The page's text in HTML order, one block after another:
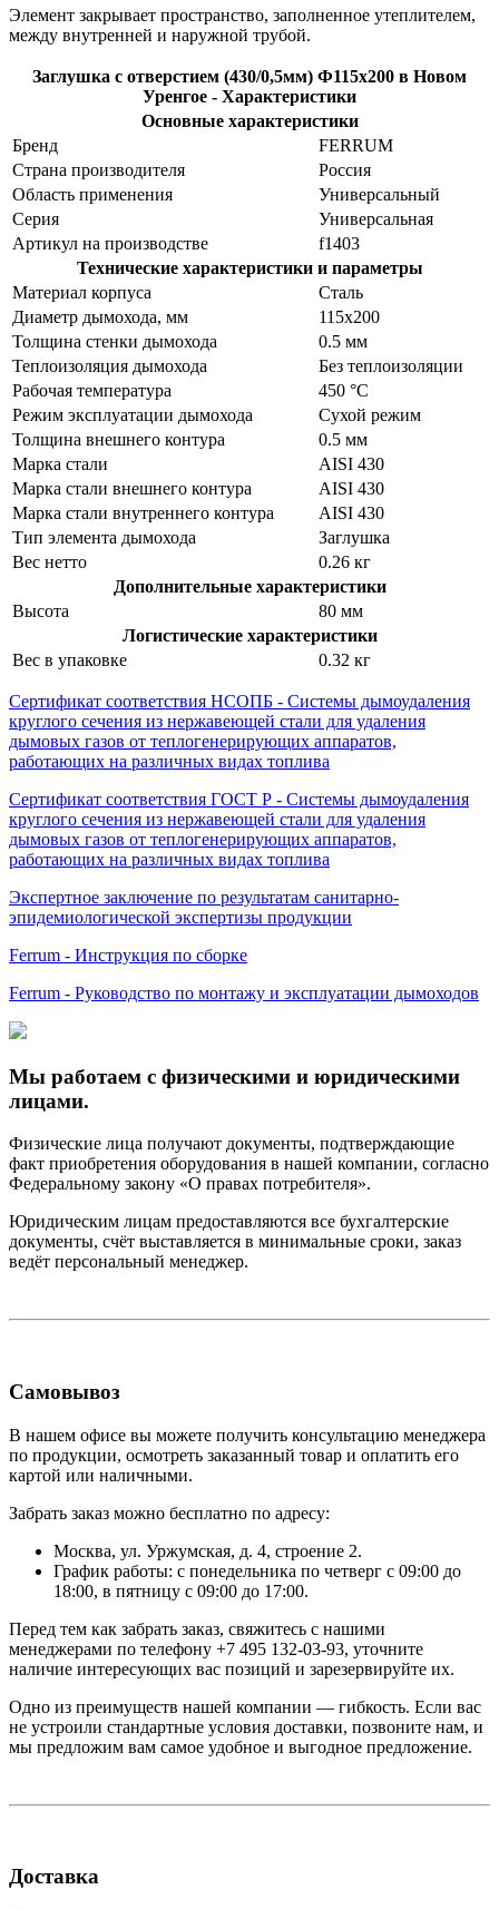
Элемент закрывает пространство, заполненное утеплителем,
между внутренней и наружной трубой.
Заглушка с отверстием (430/0,5мм) Ф115x200 в Новом
Уренгое - Характеристики
Основные характеристики
Бренд
FERRUM
Страна производителя
Россия
Область применения
Универсальный
Серия
Универсальная
Артикул на производстве
f1403
Технические характеристики и параметры
Материал корпуса
Сталь
Диаметр дымохода, мм
115х200
Толщина стенки дымохода
0.5 мм
Теплоизоляция дымохода
Без теплоизоляции
Рабочая температура
450 °C
Режим эксплуатации дымохода
Сухой режим
Толщина внешнего контура
0.5 мм
Марка стали
AISI 430
Марка стали внешнего контура
AISI 430
Марка стали внутреннего контура
AISI 430
Тип элемента дымохода
Заглушка
Вес нетто
0.26 кг
Дополнительные характеристики
Высота
80 мм
Логистические характеристики
Вес в упаковке
0.32 кг
Сертификат соответствия НСОПБ - Системы дымоудаления
круглого сечения из нержавеющей стали для удаления
дымовых газов от теплогенерирующих аппаратов,
работающих на различных видах топлива
Сертификат соответствия ГОСТ Р - Системы дымоудаления
круглого сечения из нержавеющей стали для удаления
дымовых газов от теплогенерирующих аппаратов,
работающих на различных видах топлива
Экспертное заключение по результатам санитарно-
эпидемиологической экспертизы продукции
Ferrum - Инструкция по сборке
Ferrum - Руководство по монтажу и эксплуатации дымоходов
Мы работаем с физическими и юридическими
лицами.
Физические лица получают документы, подтверждающие
факт приобретения оборудования в нашей компании, согласно
Федеральному закону «О правах потребителя».
Юридическим лицам предоставляются все бухгалтерские
документы, счёт выставляется в минимальные сроки, заказ
ведёт персональный менеджер.
Самовывоз
В нашем офисе вы можете получить консультацию менеджера
по продукции, осмотреть заказанный товар и оплатить его
картой или наличными.
Забрать заказ можно бесплатно по адресу:
Москва, ул. Уржумская, д. 4, строение 2.
График работы: с понедельника по четверг с 09:00 до
18:00, в пятницу с 09:00 до 17:00.
Перед тем как забрать заказ, свяжитесь с нашими
менеджерами по телефону +7 495 132-03-93, уточните
наличие интересующих вас позиций и зарезервируйте их.
Одно из преимуществ нашей компании — гибкость. Если вас
не устроили стандартные условия доставки, позвоните нам, и
мы предложим вам самое удобное и выгодное предложение.
Доставка